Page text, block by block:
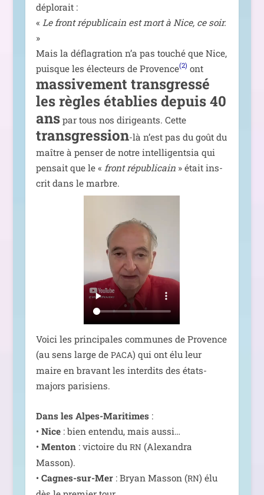
déplo­rait :
« Le front répu­bli­cain est mort à Nice, ce soir.
»
Mais la défla­gra­tion n’a pas tou­ché que Nice,
puisque les élec­teurs de Provence(2) ont
mas­si­ve­ment trans­gres­sé
les règles éta­blies depuis 40
anspar tous nos diri­geants. Cette
trans­gres­sion-là n’est pas du goût du
maître à pen­ser de notre intel­li­gent­sia qui
pen­sait que le « front répu­bli­cain» était ins­
crit dans le marbre.
Voici les prin­ci­pales com­munes de Provence
(au sens large de PACA) qui ont élu leur
maire en bra­vant les inter­dits des états-
majors parisiens.
Dans les Alpes-Maritimes:
• Nice: bien enten­du, mais aus­si…
• Menton: vic­toire du RN(Alexandra
Masson).
• Cagnes-sur-Mer: Bryan Masson (RN) élu